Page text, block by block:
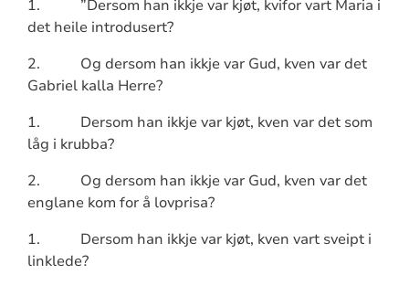
1.
”Dersom han ikkje var kjøt, kvifor vart Maria i
det heile introdusert?
2.
Og dersom han ikkje var Gud, kven var det
Gabriel kalla Herre?
1.
Dersom han ikkje var kjøt, kven var det som
låg i krubba?
2.
Og dersom han ikkje var Gud, kven var det
englane kom for å lovprisa?
1.
Dersom han ikkje var kjøt, kven vart sveipt i
linklede?